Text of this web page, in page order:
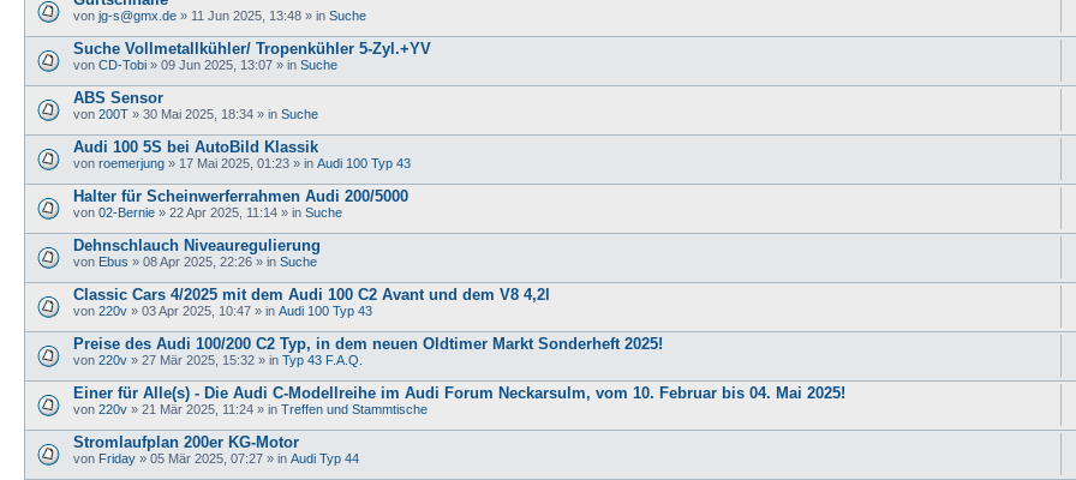
von jg-s@gmx.de » 11 Jun 2025, 13:48 » in Suche
Suche Vollmetallkühler/ Tropenkühler 5-Zyl.+YV
von CD-Tobi » 09 Jun 2025, 13:07 » in Suche
ABS Sensor
von 200T » 30 Mai 2025, 18:34 » in Suche
Audi 100 5S bei AutoBild Klassik
von roemerjung » 17 Mai 2025, 01:23 » in Audi 100 Typ 43
Halter für Scheinwerferrahmen Audi 200/5000
von 02-Bernie » 22 Apr 2025, 11:14 » in Suche
Dehnschlauch Niveauregulierung
von Ebus » 08 Apr 2025, 22:26 » in Suche
Classic Cars 4/2025 mit dem Audi 100 C2 Avant und dem V8 4,2l
von 220v » 03 Apr 2025, 10:47 » in Audi 100 Typ 43
Preise des Audi 100/200 C2 Typ, in dem neuen Oldtimer Markt Sonderheft 2025!
von 220v » 27 Mär 2025, 15:32 » in Typ 43 F.A.Q.
Einer für Alle(s) - Die Audi C-Modellreihe im Audi Forum Neckarsulm, vom 10. Februar bis 04. Mai 2025!
von 220v » 21 Mär 2025, 11:24 » in Treffen und Stammtische
Stromlaufplan 200er KG-Motor
von Friday » 05 Mär 2025, 07:27 » in Audi Typ 44